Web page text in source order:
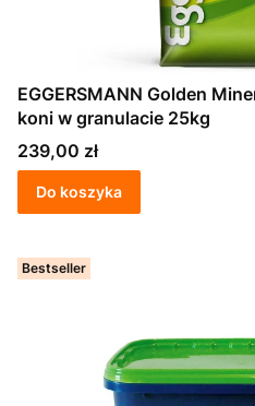
EGGERSMANN Golden
koni w granulacie 25kg
Cena
239,00 zł
Do koszyka
Bestseller